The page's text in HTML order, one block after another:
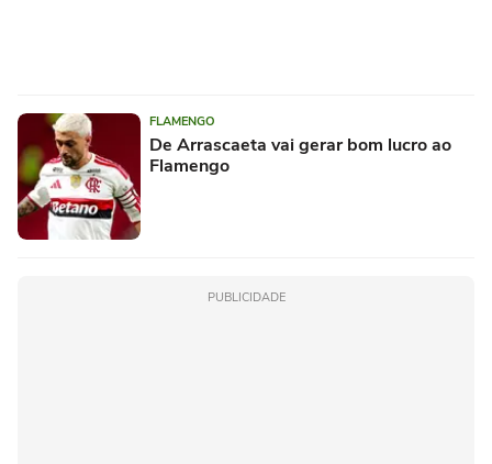
FLAMENGO
De Arrascaeta vai gerar bom lucro ao
Flamengo
PUBLICIDADE